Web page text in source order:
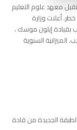
معهد علوم التعليم
خطر. أعلنت وزارة
بقيادة إيلون موسك ،
السنوية
الجديدة من قادة